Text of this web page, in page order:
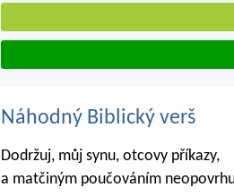
Náhodný Biblický verš
Dodržuj, můj synu, otcovy příkazy,
a matčiným poučováním